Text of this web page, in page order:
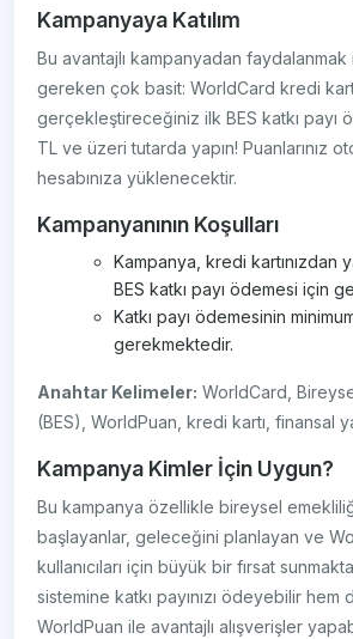
Kampanyaya Katılım
Bu avantajlı kampanyadan faydalanmak
gereken çok basit: WorldCard kredi
gerçekleştireceğiniz ilk BES katkı payı
TL ve üzeri tutarda yapın! Puanlarınız
hesabınıza yüklenecektir.
Kampanyanının Koşulları
Kampanya, kredi kartınızdan
BES katkı payı ödemesi için
Katkı payı ödemesinin
gerekmektedir.
Anahtar Kelimeler: WorldCard,
(BES), WorldPuan, kredi kartı, finansal
Kampanya Kimler İçin Uygun?
Bu kampanya özellikle bireysel
başlayanlar, geleceğini planlayan ve
kullanıcıları için büyük bir fırsat
sistemine katkı payınızı ödeyebilir hem
WorldPuan ile avantajlı alışverişler